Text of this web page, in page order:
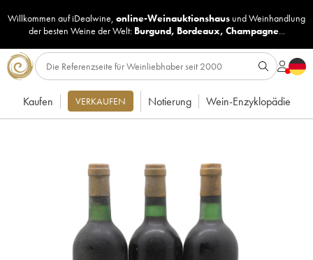
Willkommen auf iDealwine, online-Weinauktionshaus undWeinhandlung
der besten Weine der Welt: Burgund, Bordeaux, Champagne...
Kaufen VERKAUFEN Notierung Wein-Enzyklopädie